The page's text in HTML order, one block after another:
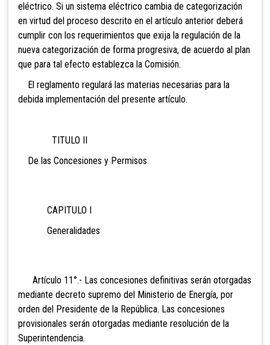
eléctrico. Si un sistema eléctrico cambia de categorización
en virtud del proceso descrito en el artículo anterior deberá
cumplir con los requerimientos que exija la regulación de la
nueva categorización de forma progresiva, de acuerdo al plan
que para tal efecto establezca la Comisión.
El reglamento regulará las materias necesarias para la
debida implementación del presente artículo.
TITULO II
De las Concesiones y Permisos
CAPITULO I
Generalidades
Artículo 11°.- Las concesiones definitivas serán otorgadas
mediante decreto supremo del Ministerio de Energía, por
orden del Presidente de la República. Las concesiones
provisionales serán otorgadas mediante resolución de la
Superintendencia.